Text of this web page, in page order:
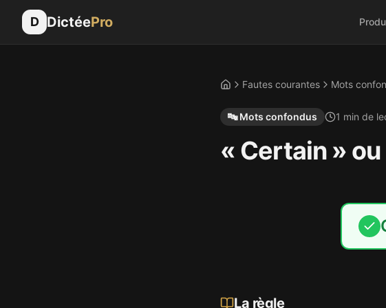
D DictéePro
AccueilFautes courantes Mots
🔤 Mots confondus 1 min de
« Certain »
La règle